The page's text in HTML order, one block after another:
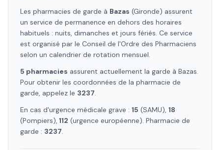
Les pharmacies de garde à Bazas (Gironde) assurent
un service de permanence en dehors des horaires
habituels : nuits, dimanches et jours fériés. Ce service
est organisé par le Conseil de l'Ordre des Pharmaciens
selon un calendrier de rotation mensuel.
5 pharmacies assurent actuellement la garde à Bazas.
Pour obtenir les coordonnées de la pharmacie de
garde, appelez le 3237.
En cas d'urgence médicale grave : 15 (SAMU), 18
(Pompiers), 112 (urgence européenne). Pharmacie de
garde : 3237.